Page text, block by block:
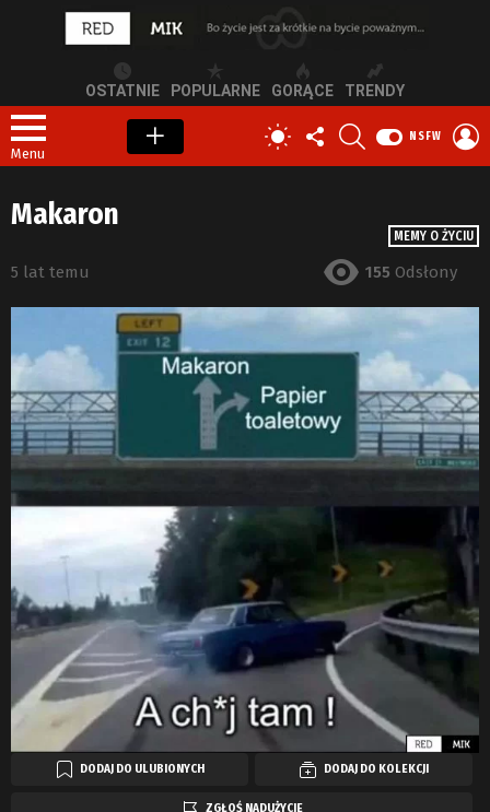
OSTATNIE POPULARNE GORĄCE TRENDY
Menu
PRZEŁĄCZ
SKÓRKĘ
OBSERWUJ
NAS
NSFW
MEMY O ŻYCIU
Makaron
5 lat temu 155 Odsłony
DODAJ DO ULUBIONYCH DODAJ DO KOLEKCJI
ZGŁOŚ NADUŻYCIE